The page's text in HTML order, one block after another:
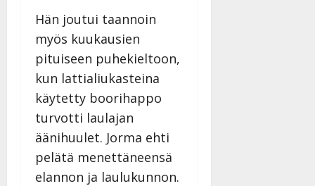
Hän joutui taannoin
myös kuukausien
pituiseen puhekieltoon,
kun lattialiukasteina
käytetty boorihappo
turvotti laulajan
äänihuulet. Jorma ehti
pelätä menettäneensä
elannon ja laulukunnon.